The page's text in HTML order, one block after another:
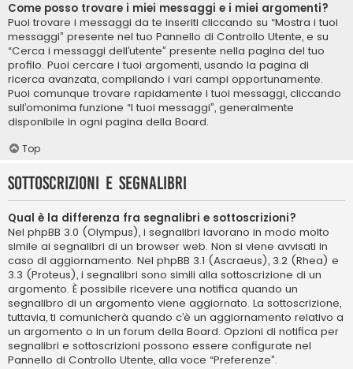
Come posso trovare i miei messaggi e i miei argomenti?
Puoi trovare i messaggi da te inseriti cliccando su “Mostra i tuoi
messaggi” presente nel tuo Pannello di Controllo Utente, e su
“Cerca i messaggi dell’utente” presente nella pagina del tuo
profilo. Puoi cercare i tuoi argomenti, usando la pagina di
ricerca avanzata, compilando i vari campi opportunamente.
Puoi comunque trovare rapidamente i tuoi messaggi, cliccando
sull’omonima funzione “I tuoi messaggi”, generalmente
disponibile in ogni pagina della Board.
Top
Sottoscrizioni e segnalibri
Qual è la differenza fra segnalibri e sottoscrizioni?
Nel phpBB 3.0 (Olympus), i segnalibri lavorano in modo molto
simile ai segnalibri di un browser web. Non si viene avvisati in
caso di aggiornamento. Nel phpBB 3.1 (Ascraeus), 3.2 (Rhea) e
3.3 (Proteus), i segnalibri sono simili alla sottoscrizione di un
argomento. È possibile ricevere una notifica quando un
segnalibro di un argomento viene aggiornato. La sottoscrizione,
tuttavia, ti comunicherà quando c’è un aggiornamento relativo a
un argomento o in un forum della Board. Opzioni di notifica per
segnalibri e sottoscrizioni possono essere configurate nel
Pannello di Controllo Utente, alla voce “Preferenze”.